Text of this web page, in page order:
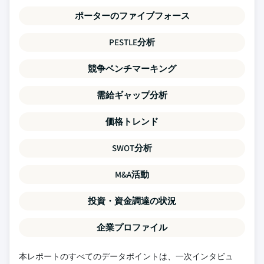
ポーターのファイブフォース
PESTLE分析
競争ベンチマーキング
需給ギャップ分析
価格トレンド
SWOT分析
M&A活動
投資・資金調達の状況
企業プロファイル
本レポートのすべてのデータポイントは、一次インタビュ